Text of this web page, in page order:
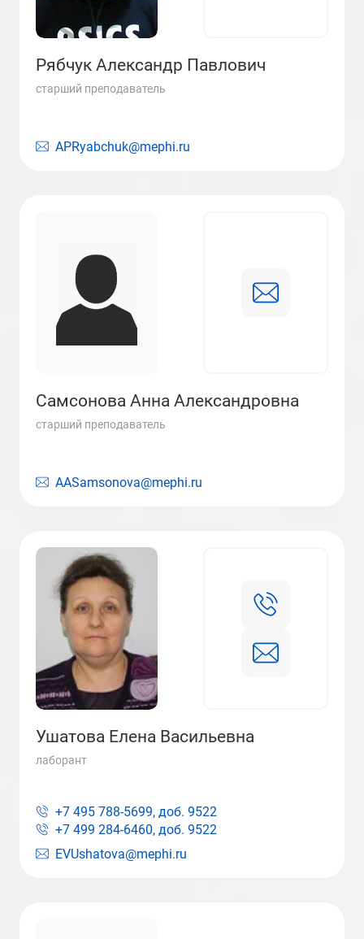
Рябчук Александр Павлович
старший преподаватель
APRyabchuk@mephi.ru
Самсонова Анна Александровна
старший преподаватель
AASamsonova@mephi.ru
Ушатова Елена Васильевна
лаборант
EVUshatova@mephi.ru
+7 495 788-5699, доб. 9522
+7 499 284-6460, доб. 9522